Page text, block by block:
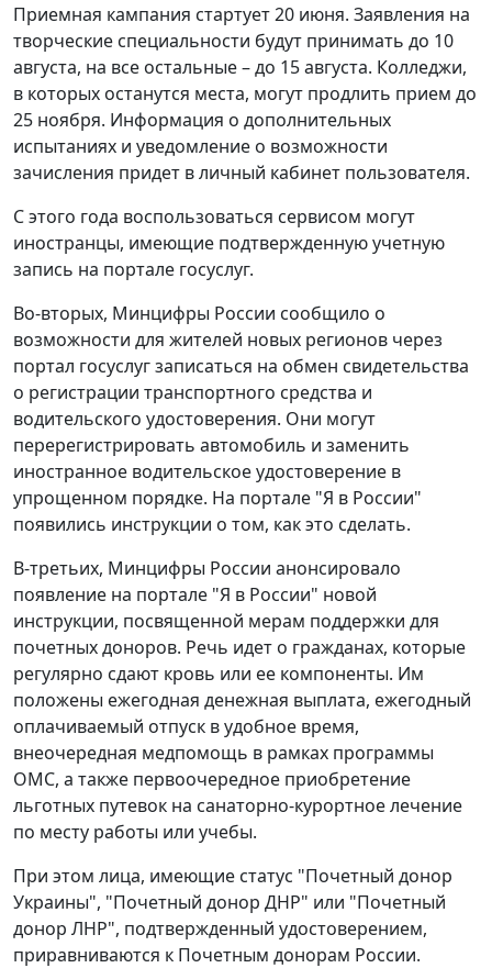
Приемная кампания стартует 20 июня. Заявления на
творческие специальности будут принимать до 10
августа, на все остальные – до 15 августа. Колледжи,
в которых останутся места, могут продлить прием до
25 ноября. Информация о дополнительных
испытаниях и уведомление о возможности
зачисления придет в личный кабинет пользователя.
С этого года воспользоваться сервисом могут
иностранцы, имеющие подтвержденную учетную
запись на портале госуслуг.
Во-вторых, Минцифры России сообщило о
возможности для жителей новых регионов через
портал госуслуг записаться на обмен свидетельства
о регистрации транспортного средства и
водительского удостоверения. Они могут
перерегистрировать автомобиль и заменить
иностранное водительское удостоверение в
упрощенном порядке. На портале "Я в России"
появились инструкции о том, как это сделать.
В-третьих, Минцифры России анонсировало
появление на портале "Я в России" новой
инструкции, посвященной мерам поддержки для
почетных доноров. Речь идет о гражданах, которые
регулярно сдают кровь или ее компоненты. Им
положены ежегодная денежная выплата, ежегодный
оплачиваемый отпуск в удобное время,
внеочередная медпомощь в рамках программы
ОМС, а также первоочередное приобретение
льготных путевок на санаторно-курортное лечение
по месту работы или учебы.
При этом лица, имеющие статус "Почетный донор
Украины", "Почетный донор ДНР" или "Почетный
донор ЛНР", подтвержденный удостоверением,
приравниваются к Почетным донорам России.